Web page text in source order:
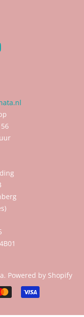
Instagram
. Powered by Shopify